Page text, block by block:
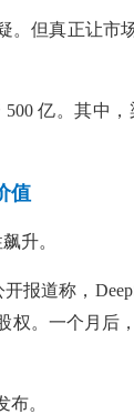
。但真正让
亿。其中
值
升。
报道称，
权。一个月后
。